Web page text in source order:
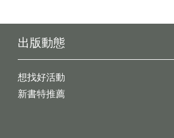
出版動態
想找好活動
新書特推薦